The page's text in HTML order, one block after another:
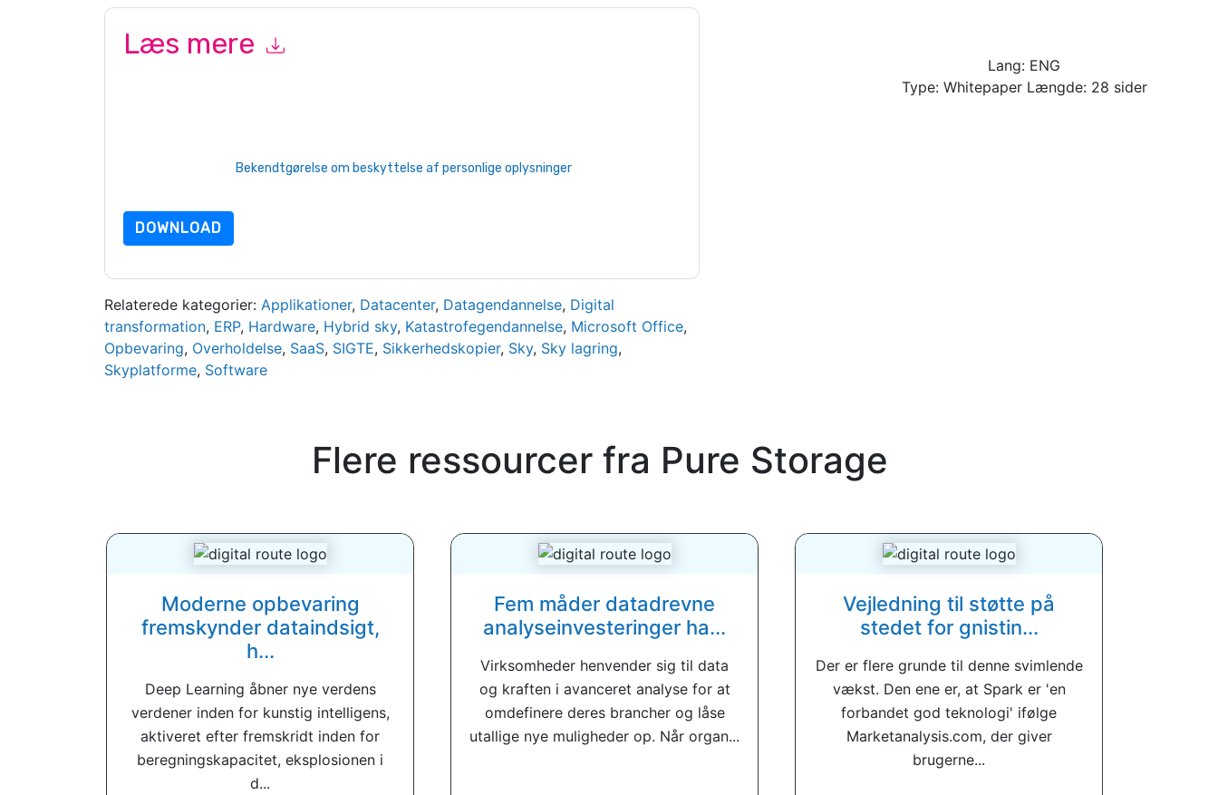
Læs mere
Bekendtgørelse om beskyttelse af personlige oplysninger. Hvis du har
DOWNLOAD
Relaterede kategorier: Applikationer, Datacenter, Datagendannelse, Digital
transformation, ERP, Hardware, Hybrid sky, Katastrofegendannelse, Microsoft Office,
Opbevaring, Overholdelse, SaaS, SIGTE, Sikkerhedskopier, Sky, Sky lagring,
Skyplatforme, Software
Lang: ENG
Type: Whitepaper Længde: 28 sider
Flere ressourcer fra Pure Storage
Moderne opbevaring
fremskynder dataindsigt,
h...
Deep Learning åbner nye verdens
verdener inden for kunstig intelligens,
aktiveret efter fremskridt inden for
beregningskapacitet, eksplosionen i
d...
Fem måder datadrevne
analyseinvesteringer ha...
Virksomheder henvender sig til data
og kraften i avanceret analyse for at
omdefinere deres brancher og låse
utallige nye muligheder op. Når organ...
Vejledning til støtte på
stedet for gnistin...
Der er flere grunde til denne svimlende
vækst. Den ene er, at Spark er 'en
forbandet god teknologi' ifølge
Marketanalysis.com, der giver
brugerne...